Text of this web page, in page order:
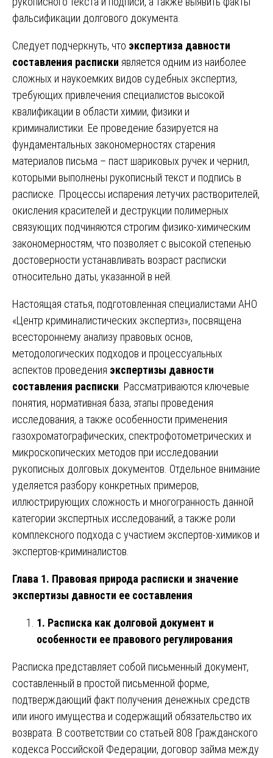
фальсификации долгового документа.
Следует подчеркнуть, что экспертиза давности
составления расписки является одним из наиболее
сложных и наукоемких видов судебных экспертиз,
требующих привлечения специалистов высокой
квалификации в области химии, физики и
криминалистики. Ее проведение базируется на
фундаментальных закономерностях старения
материалов письма – паст шариковых ручек и чернил,
которыми выполнены рукописный текст и подпись в
расписке. Процессы испарения летучих растворителей,
окисления красителей и деструкции полимерных
связующих подчиняются строгим физико-химическим
закономерностям, что позволяет с высокой степенью
достоверности устанавливать возраст расписки
относительно даты, указанной в ней.
Настоящая статья, подготовленная специалистами АНО
«Центр криминалистических экспертиз», посвящена
всестороннему анализу правовых основ,
методологических подходов и процессуальных
аспектов проведения экспертизы давности
составления расписки . Рассматриваются ключевые
понятия, нормативная база, этапы проведения
исследования, а также особенности применения
газохроматографических, спектрофотометрических и
микроскопических методов при исследовании
рукописных долговых документов. Отдельное внимание
уделяется разбору конкретных примеров,
иллюстрирующих сложность и многогранность данной
категории экспертных исследований, а также роли
комплексного подхода с участием экспертов-химиков и
экспертов-криминалистов.
Глава 1. Правовая природа расписки и значение
экспертизы давности ее составления
1. Расписка как долговой документ и
особенности ее правового регулирования
Расписка представляет собой письменный документ,
составленный в простой письменной форме,
подтверждающий факт получения денежных средств
или иного имущества и содержащий обязательство их
возврата. В соответствии со статьей 808 Гражданского
кодекса Российской Федерации, договор займа между